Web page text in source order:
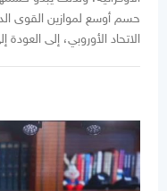
حسم أوسع لموازين القوى
الاتحاد الأوروبي، إلى